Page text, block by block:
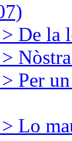
De la
Per
Lo